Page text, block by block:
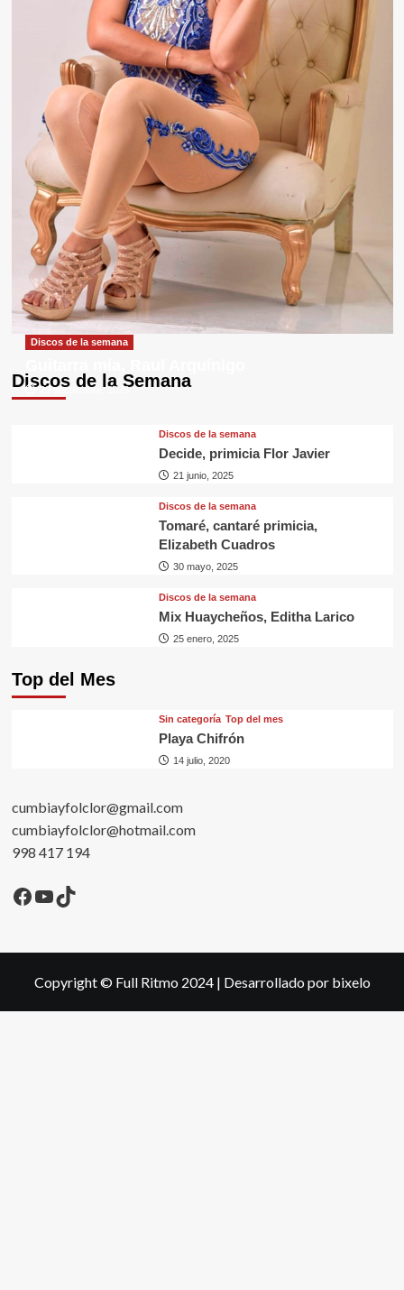
Discos de la Semana
Discos de la semana
29 septiembre, 2025
Discos de la semana
Decide, primicia Flor Javier
21 junio, 2025
Discos de la semana
Tomaré, cantaré primicia,
Elizabeth Cuadros
30 mayo, 2025
Discos de la semana
Mix Huaycheños, Editha Larico
25 enero, 2025
Top del Mes
Sin categorí­a Top del mes
Playa Chifrón
14 julio, 2020
cumbiayfolclor@gmail.com
cumbiayfolclor@hotmail.com
998 417 194
Facebook
YouTube
TikTok
Copyright © Full Ritmo 2024 | Desarrollado por bixelo